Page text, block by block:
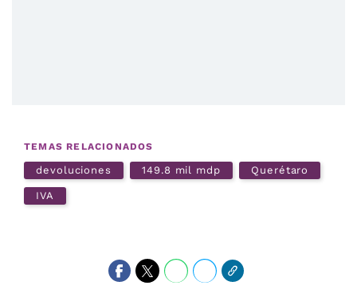
TEMAS RELACIONADOS
devoluciones 149.8 mil mdp Querétaro
IVA